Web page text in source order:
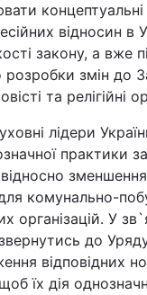
Погода
Статті
Думки
Вакансії
відносин в
закону, а вже
змін до
та релігійні
лідери
практики
комунально-
організацій. У
до
відповідних
їх дія